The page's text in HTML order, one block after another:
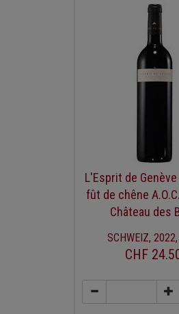
L'Esprit de
fût de chêne
Château des
SCHWEIZ,
CHF